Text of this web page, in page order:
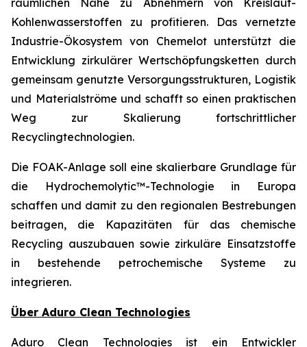
räumlichen Nähe zu Abnehmern von Kreislauf-
Kohlenwasserstoffen zu profitieren. Das vernetzte
Industrie-Ökosystem von Chemelot unterstützt die
Entwicklung zirkulärer Wertschöpfungsketten durch
gemeinsam genutzte Versorgungsstrukturen, Logistik
und Materialströme und schafft so einen praktischen
Weg zur Skalierung fortschrittlicher
Recyclingtechnologien.
Die FOAK-Anlage soll eine skalierbare Grundlage für
die Hydrochemolytic™-Technologie in Europa
schaffen und damit zu den regionalen Bestrebungen
beitragen, die Kapazitäten für das chemische
Recycling auszubauen sowie zirkuläre Einsatzstoffe
in bestehende petrochemische Systeme zu
integrieren.
Über Aduro Clean Technologies
Aduro Clean Technologies ist ein Entwickler